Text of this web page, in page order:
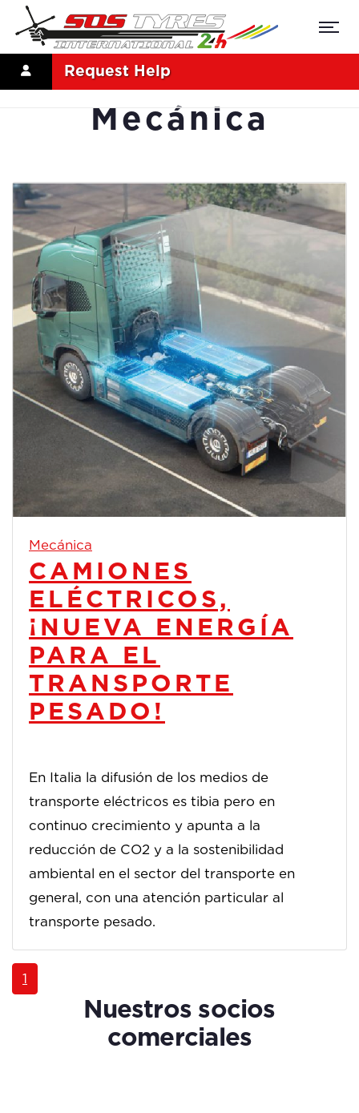
Request Help
Mecánica
Mecánica
CAMIONES
ELÉCTRICOS,
¡NUEVA ENERGÍA
PARA EL
TRANSPORTE
PESADO!
En Italia la difusión de los medios de
transporte eléctricos es tibia pero en
continuo crecimiento y apunta a la
reducción de CO2 y a la sostenibilidad
ambiental en el sector del transporte en
general, con una atención particular al
transporte pesado.
1
Nuestros socios
comerciales